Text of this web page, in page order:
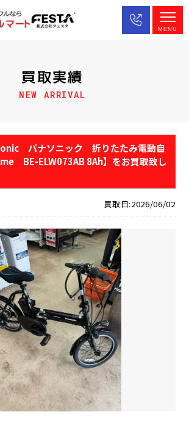
買取実績
NEW ARRIVAL
パナソニック 折りたたみ電動自
BE-ELW073AB 8Ah】をお買取致し
買取日:2026/06/02
MENU